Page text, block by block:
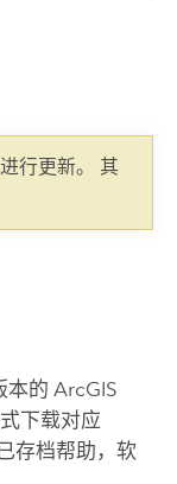
行更新。 其
本的 ArcGIS
下载对应
存档帮助，软